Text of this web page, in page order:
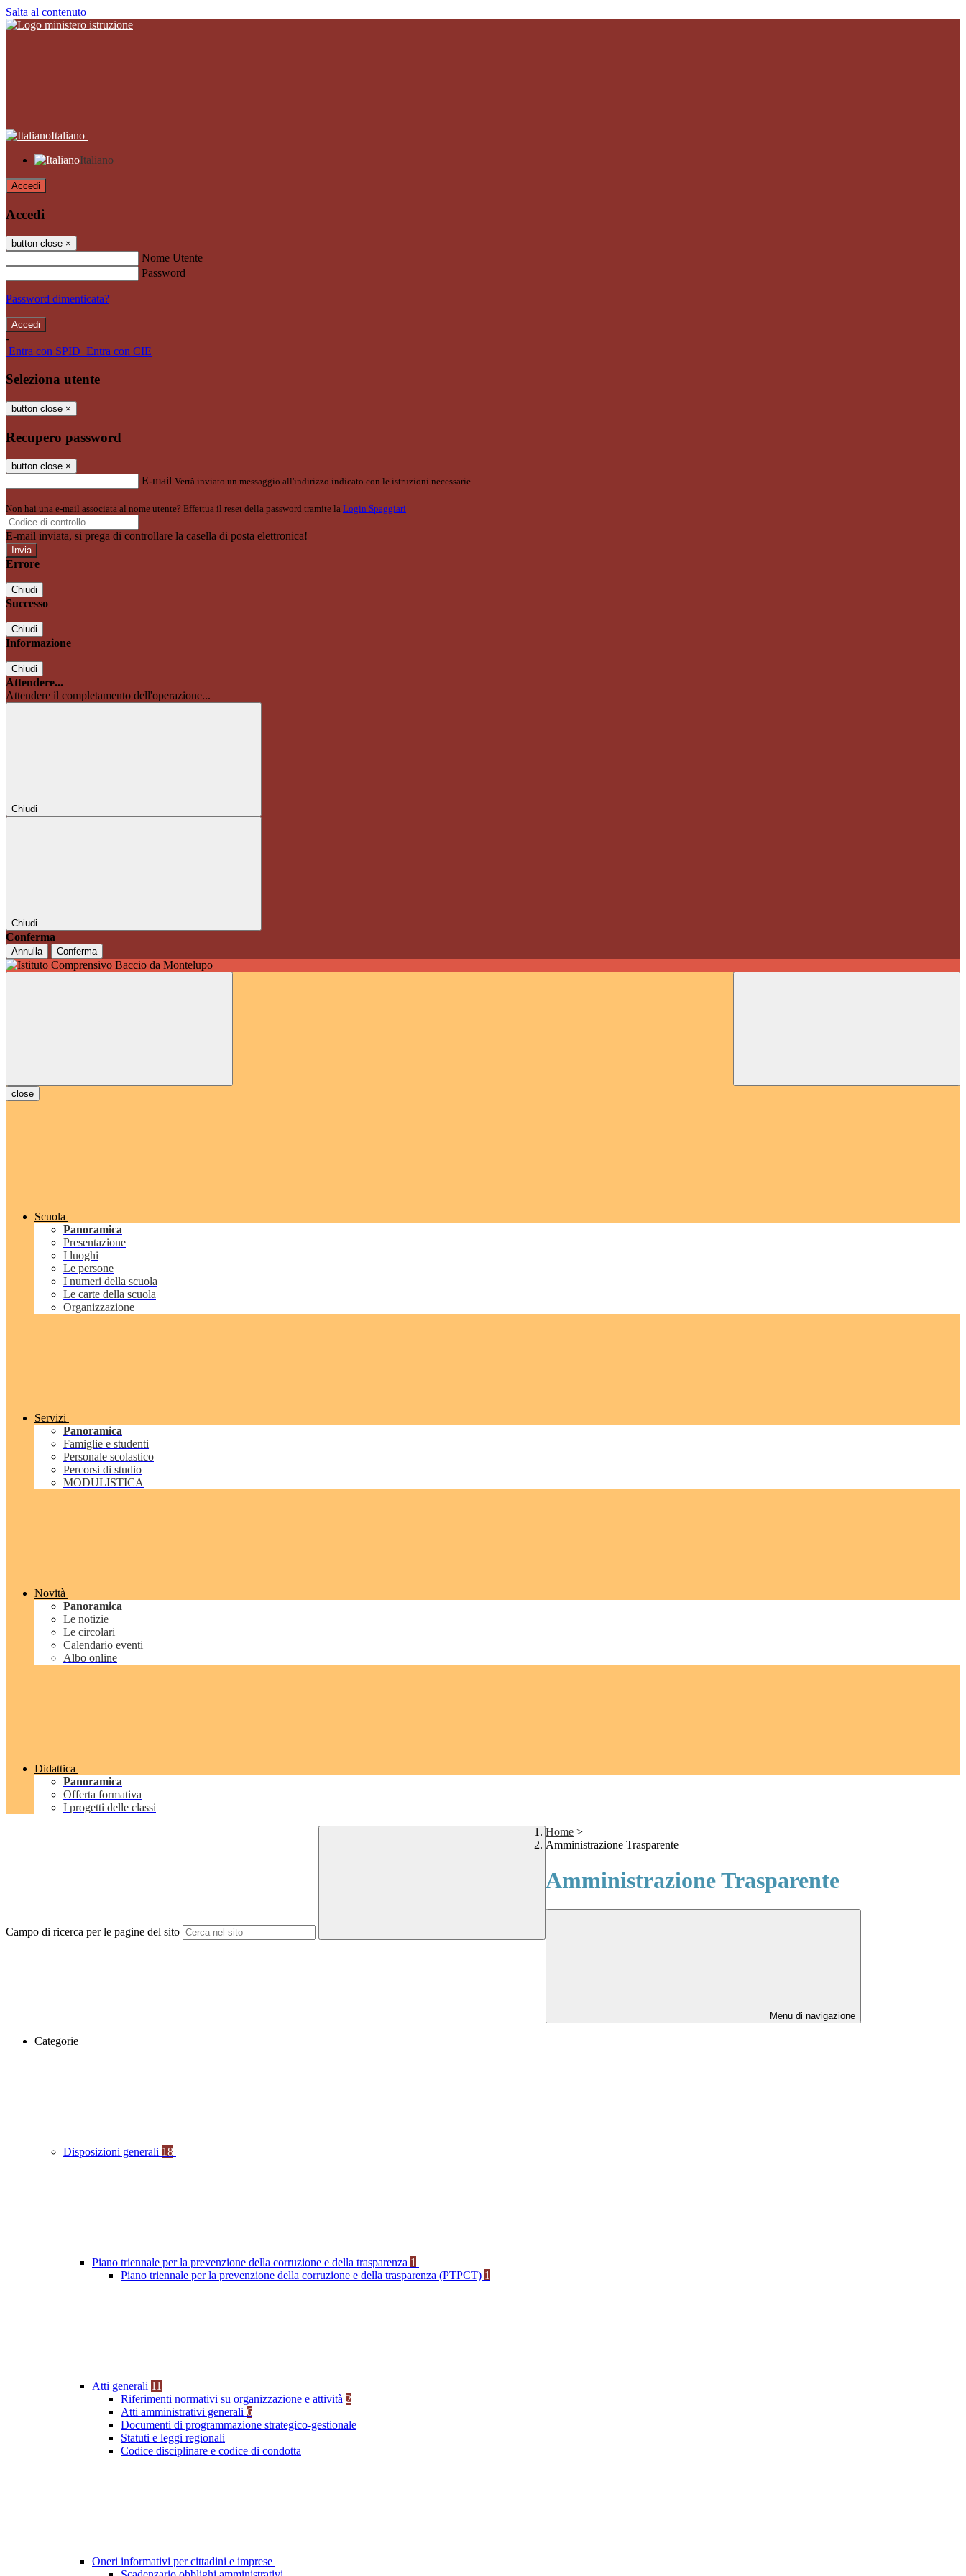
Salta al contenuto
Italiano
Italiano
Accedi
Accedi
button close ×
Nome Utente
Password
Password dimenticata?
-
Entra con SPID Entra con CIE
Seleziona utente
button close ×
Recupero password
button close ×
E-mail Verrà inviato un messaggio all'indirizzo indicato con le istruzioni necessarie.
Non hai una e-mail associata al nome utente? Effettua il reset della password tramite la Login Spaggiari
E-mail inviata, si prega di controllare la casella di posta elettronica!
Errore
Chiudi
Successo
Chiudi
Informazione
Chiudi
Attendere...
Attendere il completamento dell'operazione...
Chiudi
Chiudi
Conferma
Annulla Conferma
close
Scuola
Panoramica
Presentazione
I luoghi
Le persone
I numeri della scuola
Le carte della scuola
Organizzazione
Servizi
Panoramica
Famiglie e studenti
Personale scolastico
Percorsi di studio
MODULISTICA
Novità
Panoramica
Le notizie
Le circolari
Calendario eventi
Albo online
Didattica
Panoramica
Offerta formativa
I progetti delle classi
Campo di ricerca per le pagine del sito
Home >
Amministrazione Trasparente
Amministrazione Trasparente
Menu di navigazione
Categorie
Disposizioni generali 18
Piano triennale per la prevenzione della corruzione e della trasparenza 1
Piano triennale per la prevenzione della corruzione e della trasparenza (PTPCT) 1
Atti generali 11
Riferimenti normativi su organizzazione e attività 2
Atti amministrativi generali 6
Documenti di programmazione strategico-gestionale
Statuti e leggi regionali
Codice disciplinare e codice di condotta
Oneri informativi per cittadini e imprese